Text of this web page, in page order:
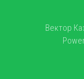
Вектор